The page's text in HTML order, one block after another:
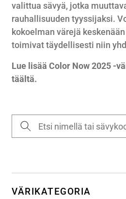
valittua sävyä, jotka
rauhallisuuden tyyssijaksi.
kokoelman värejä
toimivat täydellisesti niin
Lue lisää Color Now 2025 -
täältä.
VÄRIKATEGORIA